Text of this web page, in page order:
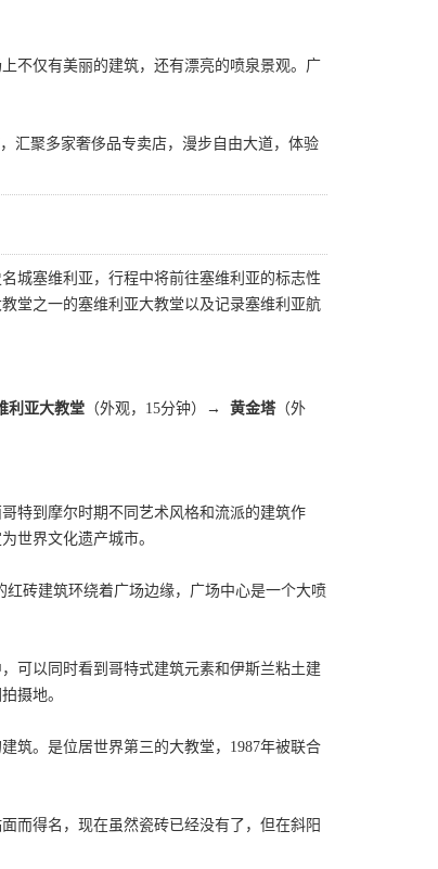
不仅有美丽的建筑，还有漂亮的喷泉景观。广
汇聚多家奢侈品专卖店，漫步自由大道，体验
城塞维利亚，行程中将前往塞维利亚的标志性
堂之一的塞维利亚大教堂以及记录塞维利亚航
利亚大教堂 （外观，15分钟） → 黄金塔（外
特到摩尔时期不同艺术风格和流派的建筑作
世界文化遗产城市。
砖建筑环绕着广场边缘，广场中心是一个大喷
可以同时看到哥特式建筑元素和伊斯兰粘土建
摄地。
筑。是位居世界第三的大教堂，1987年被联合
而得名，现在虽然瓷砖已经没有了，但在斜阳